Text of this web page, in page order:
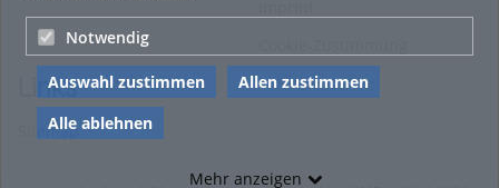
Notwendig
Auswahl zustimmen
Allen zustimmen
Alle ablehnen
Mehr anzeigen
Links
Sitemap